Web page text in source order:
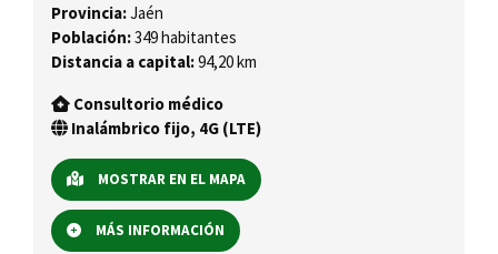
Provincia:Jaén
Población:349 habitantes
Distancia a capital:94,20 km
Consultorio médico
Inalámbrico fijo, 4G (LTE)
MOSTRAR EN EL MAPA
MÁS INFORMACIÓN